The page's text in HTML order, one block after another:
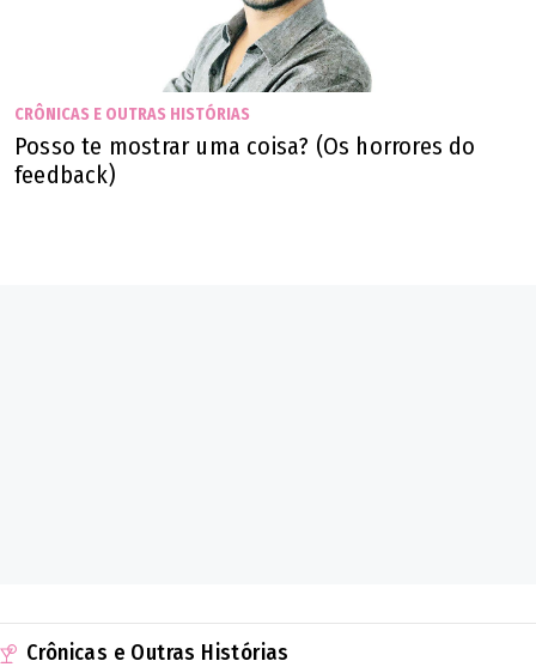
CRÔNICAS E OUTRAS HISTÓRIAS
Posso te mostrar uma coisa? (Os horrores do
feedback)
Crônicas e Outras Histórias